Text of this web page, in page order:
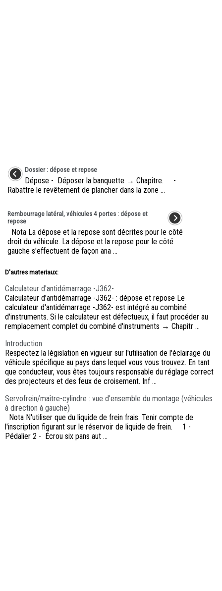
Dossier : dépose et repose
Dépose - Déposer la banquette → Chapitre. -
Rabattre le revêtement de plancher dans la zone ...
Rembourrage latéral, véhicules 4 portes : dépose et
repose
Nota La dépose et la repose sont décrites pour le côté
droit du véhicule. La dépose et la repose pour le côté
gauche s'effectuent de façon ana ...
D'autres materiaux:
Calculateur d'antidémarrage -J362-
Calculateur d'antidémarrage -J362- : dépose et repose Le
calculateur d'antidémarrage -J362- est intégré au combiné
d'instruments. Si le calculateur est défectueux, il faut procéder au
remplacement complet du combiné d'instruments → Chapitr ...
Introduction
Respectez la législation en vigueur sur l'utilisation de l'éclairage du
véhicule spécifique au pays dans lequel vous vous trouvez. En tant
que conducteur, vous êtes toujours responsable du réglage correct
des projecteurs et des feux de croisement. Inf ...
Servofrein/maître-cylindre : vue d'ensemble du montage (véhicules
à direction à gauche)
Nota N'utiliser que du liquide de frein frais. Tenir compte de
l'inscription figurant sur le réservoir de liquide de frein. 1 -
Pédalier 2 - Écrou six pans aut ...